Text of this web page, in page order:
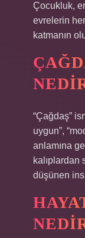
Çocukluk,
evrelerin
katmanın
“Çağdaş”
uygun”,
anlamına
kalıplardan
düşünen